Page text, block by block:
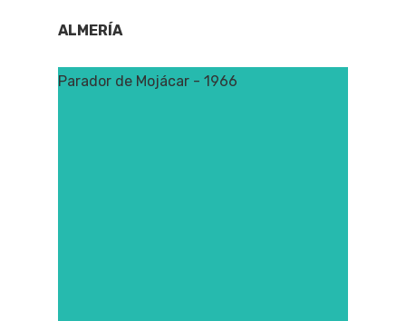
ALMERÍA
Parador de Mojácar - 1966